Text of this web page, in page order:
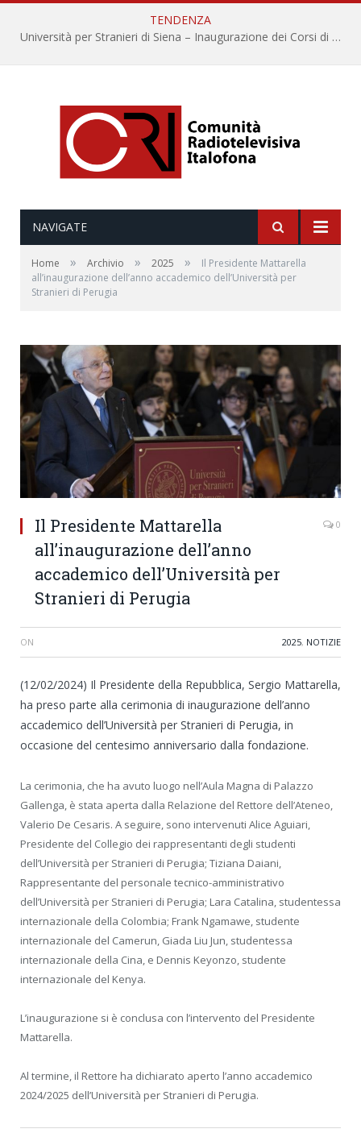
TENDENZA
Università per Stranieri di Siena – Inaugurazione dei Corsi di Lingua e Cultura Italiana, 109a annata
NAVIGATE
Home » Archivio » 2025 »
Il Presidente Mattarella
all’inaugurazione dell’anno accademico dell’Università per
Stranieri di Perugia
Il Presidente Mattarella
all’inaugurazione dell’anno
accademico dell’Università per
Stranieri di Perugia
0
ON 2025, NOTIZIE
(12/02/2024) Il Presidente della Repubblica, Sergio Mattarella,
ha preso parte alla cerimonia di inaugurazione dell’anno
accademico dell’Università per Stranieri di Perugia, in
occasione del centesimo anniversario dalla fondazione.
La cerimonia, che ha avuto luogo nell’Aula Magna di Palazzo
Gallenga, è stata aperta dalla Relazione del Rettore dell’Ateneo,
Valerio De Cesaris. A seguire, sono intervenuti Alice Aguiari,
Presidente del Collegio dei rappresentanti degli studenti
dell’Università per Stranieri di Perugia; Tiziana Daiani,
Rappresentante del personale tecnico-amministrativo
dell’Università per Stranieri di Perugia; Lara Catalina, studentessa
internazionale della Colombia; Frank Ngamawe, studente
internazionale del Camerun, Giada Liu Jun, studentessa
internazionale della Cina, e Dennis Keyonzo, studente
internazionale del Kenya.
L’inaugurazione si è conclusa con l’intervento del Presidente
Mattarella.
Al termine, il Rettore ha dichiarato aperto l’anno accademico
2024/2025 dell’Università per Stranieri di Perugia.